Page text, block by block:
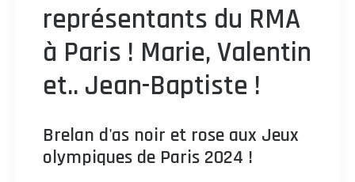
représentants du RMA
à Paris ! Marie, Valentin
et.. Jean-Baptiste !
Brelan d'as noir et rose aux Jeux
olympiques de Paris 2024 !